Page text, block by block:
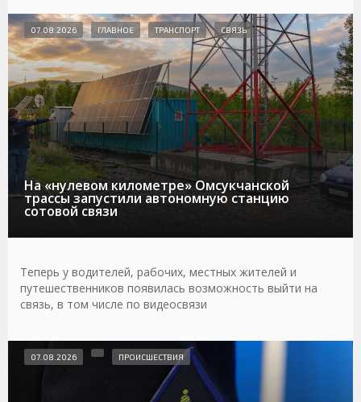
На «нулевом километре» Омсукчанской
трассы запустили автономную станцию
сотовой связи
07.08.2026 ГЛАВНОЕ ТРАНСПОРТ СВЯЗЬ
Теперь у водителей, рабочих, местных жителей и
путешественников появилась возможность выйти на
связь, в том числе по видеосвязи
07.08.2026 ПРОИСШЕСТВИЯ